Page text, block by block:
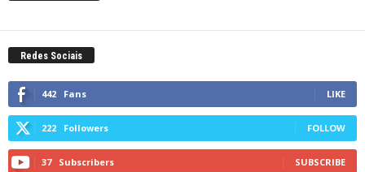
Redes Sociais
442 Fans LIKE
222 Followers FOLLOW
37 Subscribers SUBSCRIBE